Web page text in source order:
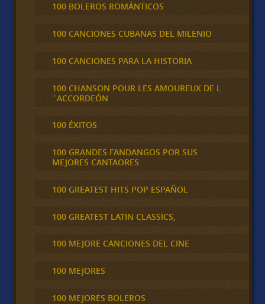
100 BOLEROS ROMÁNTICOS
100 CANCIONES CUBANAS DEL MILENIO
100 CANCIONES PARA LA HISTORIA
100 CHANSON POUR LES AMOUREUX DE L
´ACCORDEÓN
100 ÉXITOS
100 GRANDES FANDANGOS POR SUS
MEJORES CANTAORES
100 GREATEST HITS POP ESPAÑOL
100 GREATEST LATIN CLASSICS,
100 MEJORE CANCIONES DEL CINE
100 MEJORES
100 MEJORES BOLEROS